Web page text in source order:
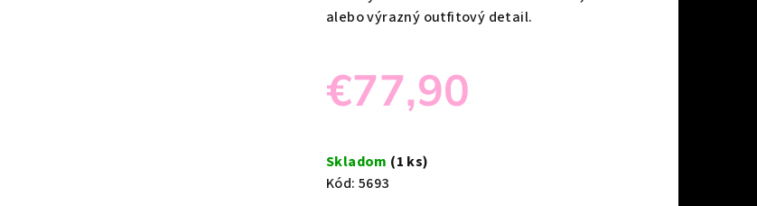
alebo výrazný outfitový detail.
€77,90
cena:
Skladom (1 ks)
Kód: 5693